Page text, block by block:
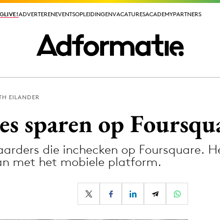
ADVERTERENEVENTSOPLEIDINGENVACATURESACADEMYPARTNERS
ADVERTERENEVENTSOPLEIDINGENVACATURESACADEMYPARTNERS
Merkstrategie
PR
EILANDER
sparen op
die inchecken op Foursquare.
met het mobiele platform.